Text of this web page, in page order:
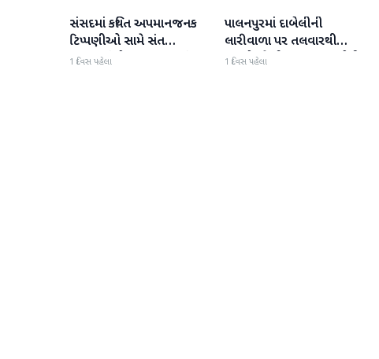
બનાસકાંઠા
સંસદમાં કથિત અપમાનજનક
ટિપ્પણીઓ સામે સંત
સમાજમાં રોષ: પાલનપુરમાં
1 દિવસ પહેલા
બનાસકાંઠા
પાલનપુરમાં દાબેલીની
લારીવાળા પર તલવારથી
હુમલો: બે ઈજાગ્રસ્ત, આરોપી
1 દિવસ પહેલા